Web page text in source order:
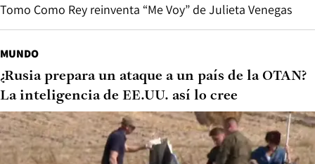
Tomo Como Rey reinventa “Me Voy” de Julieta Venegas
MUNDO
¿Rusia prepara un ataque a un país de la OTAN?
La inteligencia de EE.UU. así lo cree